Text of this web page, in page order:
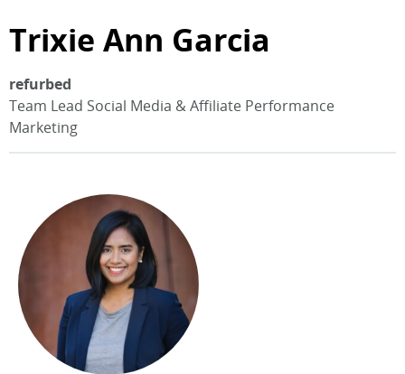
Trixie Ann Garcia
refurbed
Team Lead Social Media & Affiliate Performance
Marketing